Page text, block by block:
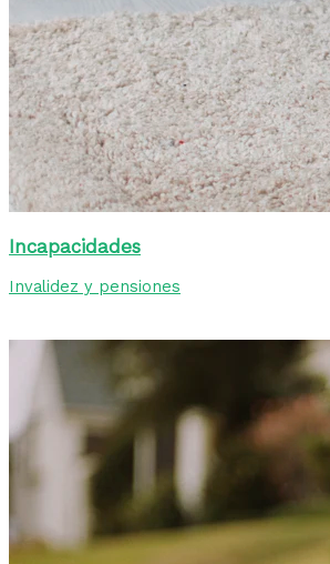
Incapacidades
Invalidez y pensiones